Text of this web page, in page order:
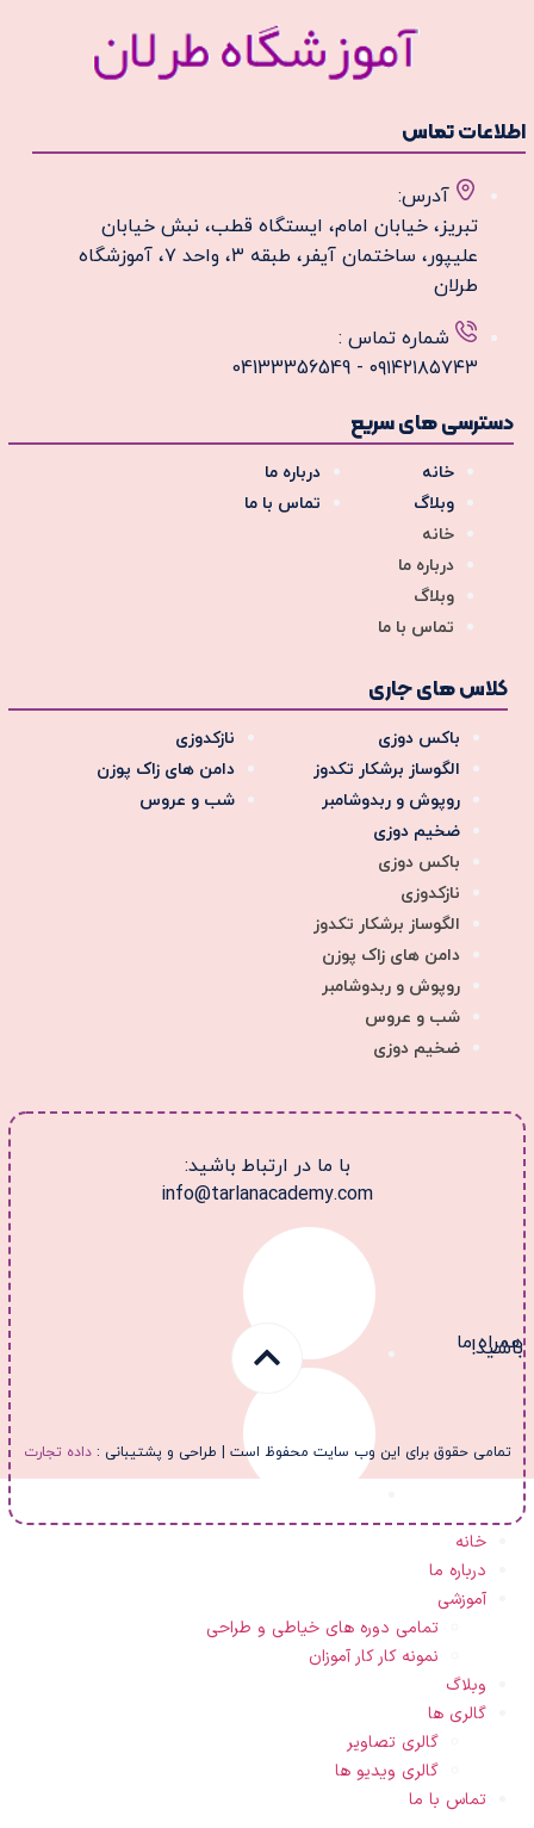
تماس
آدرس:
تبریز، خیابان امام، ایستگاه قطب، نبش خیابان
علیپور، ساختمان آیفر، طبقه ۳، واحد ۷، آموزشگاه
طرلان
شماره تماس :
۰۹۱۴۲۱۸۵۷۴۳ - 04133356549
دسترسی های سریع
خانه
درباره ما
وبلاگ
تماس با ما
خانه
درباره ما
وبلاگ
تماس با ما
کلاس های جاری
باکس دوزی
نازکدوزی
الگوساز برشکار تکدوز
دامن های زاک پوزن
روپوش و ربدوشامبر
شب و عروس
ضخیم دوزی
باکس دوزی
نازکدوزی
الگوساز برشکار تکدوز
دامن های زاک پوزن
روپوش و ربدوشامبر
شب و عروس
ضخیم دوزی
با ما در ارتباط باشید:
info@tarlanacademy.com
ما
تمامی حقوق برای این وب سایت محفوظ است | طراحی و پشتیبانی :داده تجارت
خانه
درباره ما
آموزشی
تمامی دوره های خیاطی و طراحی
نمونه کار کار آموزان
وبلاگ
گالری ها
گالری تصاویر
گالری ویدیو ها
تماس با ما